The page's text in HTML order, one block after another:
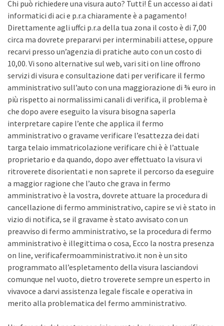
Chi può richiedere una visura auto? Tutti! È un accesso ai dati
informatici di aci e p.r.a chiaramente è a pagamento!
Direttamente agli uffci p.r.a della tua zona il costo è di 7,00
circa ma dovrete prepararvi per interminabili attese, oppure
recarvi presso un’agenzia di pratiche auto con un costo di
10,00. Vi sono alternative sul web, vari siti on line offrono
servizi di visura e consultazione dati per verificare il fermo
amministrativo sull’auto con una maggiorazione di ¾ euro in
più rispetto ai normalissimi canali di verifica, il problema è
che dopo avere eseguito la visura bisogna saperla
interpretare capire l’ente che applica il fermo
amministrativo o gravame verificare l’esattezza dei dati
targa telaio immatricolazione verificare chi è è l’attuale
proprietario e da quando, dopo aver effettuato la visura vi
ritroverete disorientati e non saprete il percorso da eseguire
a maggior ragione che l’auto che grava in fermo
amministrativo è la vostra, dovrete attuare la procedura di
cancellazione di fermo amministrativo, capire se vi è stato in
vizio di notifica, se il gravame è stato avvisato con un
preavviso di fermo amministrativo, se la procedura di fermo
amministrativo è illegittima o cosa, Ecco la nostra presenza
on line, verificafermoamministrativo.it non è un sito
programmato all’espletamento della visura lasciandovi
comunque nel vuoto, dietro troverete sempre un esperto in
vivavoce a darvi assistenza legale fiscale e operativa in
merito alla problematica del fermo amministrativo.